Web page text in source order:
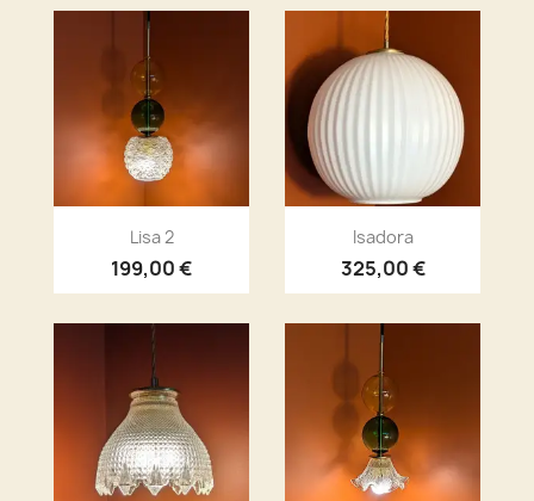
Aperçu rapide
Lisa 2
199,00 €
Aperçu rapide
Isadora
325,00 €